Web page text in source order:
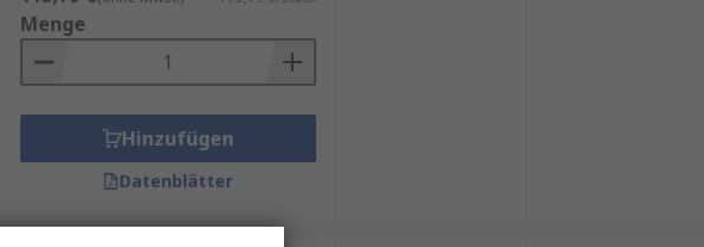
Menge
Hinzufügen
Datenblätter